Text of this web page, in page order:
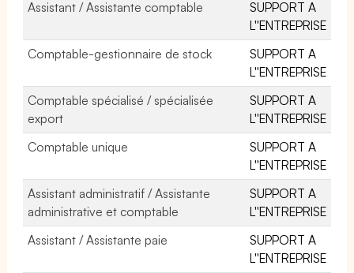
Assistant / Assistante comptable
SUPPORT A
L''ENTREPRISE
Comptable-gestionnaire de stock
SUPPORT A
L''ENTREPRISE
Comptable spécialisé / spécialisée
export
SUPPORT A
L''ENTREPRISE
Comptable unique
SUPPORT A
L''ENTREPRISE
Assistant administratif / Assistante
administrative et comptable
SUPPORT A
L''ENTREPRISE
Assistant / Assistante paie
SUPPORT A
L''ENTREPRISE